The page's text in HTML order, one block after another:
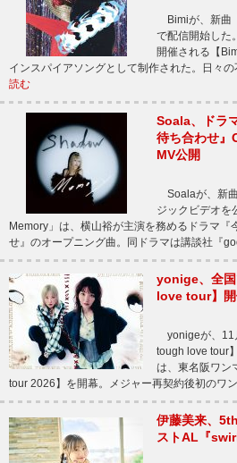
Bimiが、新曲
で配信開始し
開催される【
インスパイアソングとして制作された。日々
読む
Soala、ドラ
待ち合わせ』
MV公開
Soalaが、新
ジックビデオ
Memory」は、横山裕が主演を務めるドラマ『
せ』のオープニング曲。同ドラマは講談社『
yonige、全
love tour】開
yonigeが、11
tough love tour
は、東名阪ワン
tour 2026】を開幕。メジャー再契約後初のワ
伊藤美来、
ストAL『